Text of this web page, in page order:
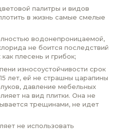
палитры и видов
в жизнь самые смелые
водонепроницаемой,
не боится последствий
плесень и грибок;
износоустойчивости срок
лет, ей не страшны царапины
давление мебельных
на вид плитки. Она не
трещинами, не идет
не использовать